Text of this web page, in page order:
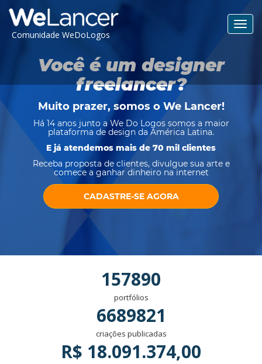
Comunidade WeDoLogos
Você é um designer
freelancer?
Muito prazer, somos o We Lancer!
Há 14 anos junto a We Do Logos somos a maior
plataforma de design da América Latina.
E já atendemos mais de 70 mil clientes
Receba proposta de clientes, divulgue sua arte e
comece a ganhar dinheiro na internet
CADASTRE-SE AGORA
157890
portfólios
6689821
criações publicadas
R$ 18.091.374,00